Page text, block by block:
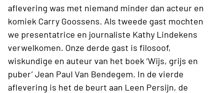
aflevering was met niemand minder dan acteur en
komiek Carry Goossens. Als tweede gast mochten
we presentatrice en journaliste Kathy Lindekens
verwelkomen. Onze derde gast is filosoof,
wiskundige en auteur van het boek ‘Wijs, grijs en
puber’ Jean Paul Van Bendegem. In de vierde
aflevering is het de beurt aan Leen Persijn, de